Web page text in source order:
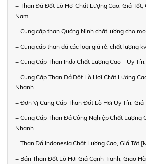
+ Than Đá Đốt Lò Hơi Chất Lượng Cao, Giá Tốt,
Nam
+ Cung cấp than Quảng Ninh chất lượng cho
+ Cung cấp than đá các loại giá rẻ, chất lượng
+ Cung Cấp Than Indo Chất Lượng Cao – Uy
+ Cung Cấp Than Đá Đốt Lò Hơi Chất Lượng
Nhanh
+ Đơn Vị Cung Cấp Than Đốt Lò Hơi Uy Tín, Giá
+ Cung Cấp Than Đá Công Nghiệp Chất Lượng
Nhanh
+ Than Đá Indonesia Chất Lượng Cao, Giá Tốt
+ Bán Than Đốt Lò Hơi Giá Cạnh Tranh, Giao